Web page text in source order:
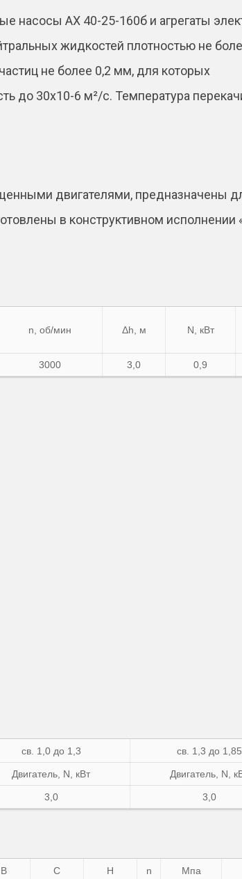
:
насосы АХ 40-25-160б и агрегаты
жидкостей плотностью не
не более 0,2 мм, для которых
до 30х10-6 м²/с. Температура
двигателями, предназначены
в конструктивном исполнении
n, об/мин Δh, м N, кВт
3000 3,0 0,9
св. 1,0 до 1,3 св. 1,3 до 1,85
Двигатель, N , кВт Двигатель, N ,
3,0 3,0
B C H n Мпа